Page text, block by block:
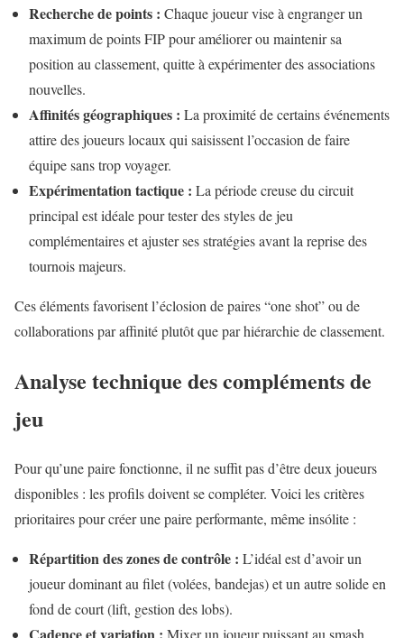
Recherche de points : Chaque joueur vise à engranger un
maximum de points FIP pour améliorer ou maintenir sa
position au classement, quitte à expérimenter des associations
nouvelles.
Affinités géographiques : La proximité de certains événements
attire des joueurs locaux qui saisissent l’occasion de faire
équipe sans trop voyager.
Expérimentation tactique : La période creuse du circuit
principal est idéale pour tester des styles de jeu
complémentaires et ajuster ses stratégies avant la reprise des
tournois majeurs.
Ces éléments favorisent l’éclosion de paires “one shot” ou de
collaborations par affinité plutôt que par hiérarchie de classement.
Analyse technique des compléments de
jeu
Pour qu’une paire fonctionne, il ne suffit pas d’être deux joueurs
disponibles : les profils doivent se compléter. Voici les critères
prioritaires pour créer une paire performante, même insólite :
Répartition des zones de contrôle : L’idéal est d’avoir un
joueur dominant au filet (volées, bandejas) et un autre solide en
fond de court (lift, gestion des lobs).
Mixer un joueur puissant au smash